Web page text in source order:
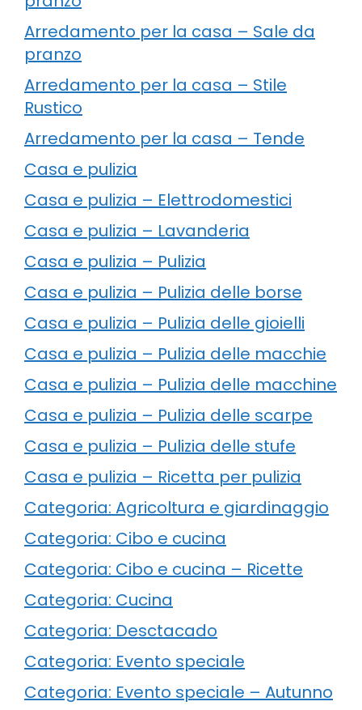
Arredamento per la casa – Sale da
pranzo
Arredamento per la casa – Stile
Rustico
Arredamento per la casa – Tende
Casa e pulizia
Casa e pulizia – Elettrodomestici
Casa e pulizia – Lavanderia
Casa e pulizia – Pulizia
Casa e pulizia – Pulizia delle borse
Casa e pulizia – Pulizia delle gioielli
Casa e pulizia – Pulizia delle macchie
Casa e pulizia – Pulizia delle macchine
Casa e pulizia – Pulizia delle scarpe
Casa e pulizia – Pulizia delle stufe
Casa e pulizia – Ricetta per pulizia
Categoria: Agricoltura e giardinaggio
Categoria: Cibo e cucina
Categoria: Cibo e cucina – Ricette
Categoria: Cucina
Categoria: Desctacado
Categoria: Evento speciale
Categoria: Evento speciale – Autunno